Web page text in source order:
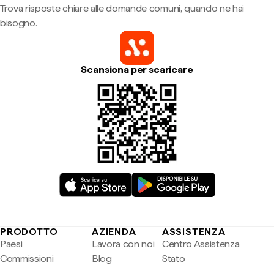
Trova risposte chiare alle domande comuni, quando ne hai
bisogno.
Scansiona per scaricare
PRODOTTO
Paesi
Commissioni
AZIENDA
Lavora con noi
Blog
ASSISTENZA
Centro Assistenza
Stato